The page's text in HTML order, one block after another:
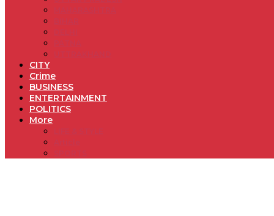
CITY
Crime
BUSINESS
ENTERTAINMENT
POLITICS
More